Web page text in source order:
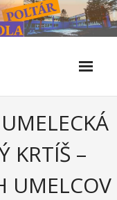
KRTÍŠ –
UMELCOV